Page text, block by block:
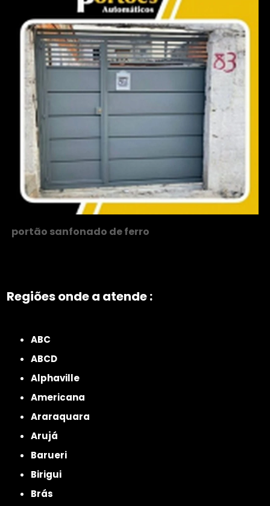
portão sanfonado de ferro
Regiões onde a atende :
ABC
ABCD
Alphaville
Americana
Araraquara
Arujá
Barueri
Birigui
Brás